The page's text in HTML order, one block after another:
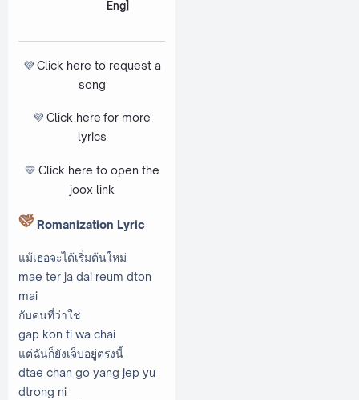
Eng]
💜 Click here to request a
song
💜 Click here for more
lyrics
💛 Click here to open the
joox link
Romanization Lyric
แม้เธอจะได้เริ่มต้นใหม่
mae ter ja dai reum dton
mai
กับคนที่ว่าใช่
gap kon ti wa chai
แต่ฉันก็ยังเจ็บอยู่ตรงนี้
dtae chan go yang jep yu
dtrong ni